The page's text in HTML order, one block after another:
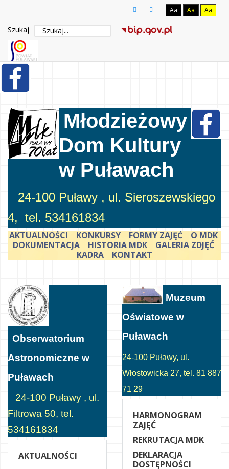
Aa Aa Aa
Szukaj
Młodzieżowy
Dom Kultury
w Puławach
24-100 Puławy , ul. Sieroszewskiego
4, tel. 534161834
AKTUALNOŚCI KONKURSY FORMY ZAJĘĆ
O MDK
DOKUMENTACJA
HISTORIA MDK
GALERIA ZDJĘĆ
KADRA
KONTAKT
Obserwatorium
Astronomiczne w
Puławach
24-100 Puławy , ul.
Filtrowa 50, tel.
534161834
AKTUALNOŚCI
Muzeum
Oświatowe w
Puławach
24-100 Puławy, ul.
Włostowicka 27, tel. 81 887
71 29
HARMONOGRAM
ZAJĘĆ
REKRUTACJA MDK
DEKLARACJA
DOSTĘPNOŚCI